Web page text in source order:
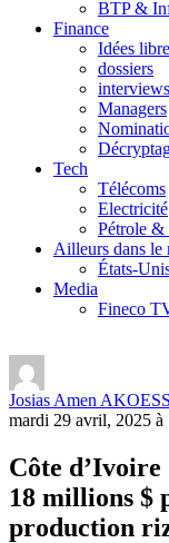
BTP &
Finance
Idées libre
dossiers
interviews
Managers
Tech
Télécoms
Electricité
Pétrole &
Ailleurs dans le
États-
Media
Fineco
Josias Amen
mardi 29 avril, 2025 à
Côte
18 millions $
production